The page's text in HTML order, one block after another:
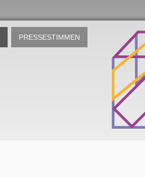
PRESSESTIMMEN